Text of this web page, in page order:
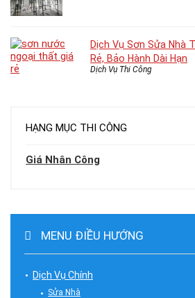
Dịch Vụ Sơn Sửa Nhà
Rẻ, Bảo Hành Dài Hạn
Dịch Vụ Thi Công
HẠNG MỤC THI CÔNG
Giá Nhân Công
MENU ĐIỀU HƯỚNG
Dịch Vụ Chính
Sửa Nhà